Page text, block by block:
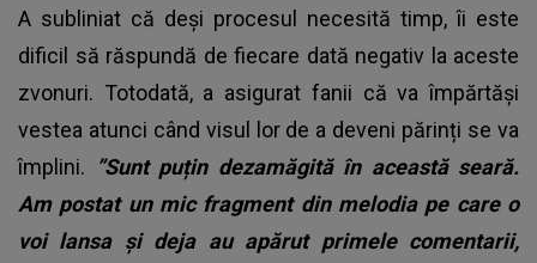
A subliniat că deși procesul necesită timp, îi este
dificil să răspundă de fiecare dată negativ la aceste
zvonuri. Totodată, a asigurat fanii că va împărtăși
vestea atunci când visul lor de a deveni părinți se va
împlini.
”Sunt puțin dezamăgită în această seară.
Am postat un mic fragment din melodia pe care o
voi lansa și deja au apărut primele comentarii,